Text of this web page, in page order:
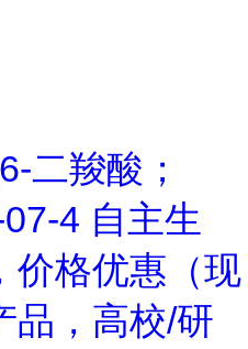
二羧酸；
4 自主生
价格优惠（现
品，高校/研